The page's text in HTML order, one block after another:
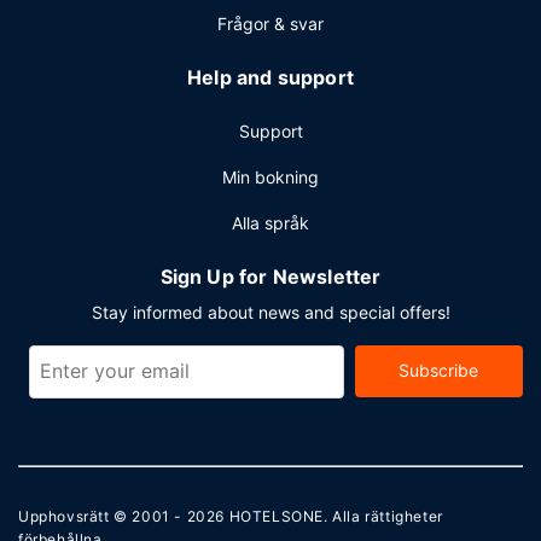
Frågor & svar
Help and support
Support
Min bokning
Alla språk
Sign Up for Newsletter
Stay informed about news and special offers!
Subscribe
Upphovsrätt © 2001 - 2026 HOTELSONE. Alla rättigheter